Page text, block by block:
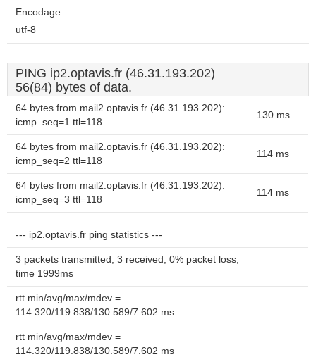
Encodage:
utf-8
PING ip2.optavis.fr (46.31.193.202)
56(84) bytes of data.
64 bytes from mail2.optavis.fr (46.31.193.202):
icmp_seq=1 ttl=118
130 ms
64 bytes from mail2.optavis.fr (46.31.193.202):
icmp_seq=2 ttl=118
114 ms
64 bytes from mail2.optavis.fr (46.31.193.202):
icmp_seq=3 ttl=118
114 ms
--- ip2.optavis.fr ping statistics ---
3 packets transmitted, 3 received, 0% packet loss,
time 1999ms
rtt min/avg/max/mdev =
114.320/119.838/130.589/7.602 ms
rtt min/avg/max/mdev =
114.320/119.838/130.589/7.602 ms